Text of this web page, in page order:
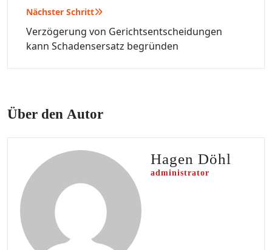
Nächster Schritt
Verzögerung von Gerichtsentscheidungen
kann Schadensersatz begründen
Über den Autor
Hagen Döhl
administrator